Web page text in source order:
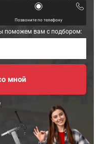
Позвоните по телефону
поможем вам с подбором: